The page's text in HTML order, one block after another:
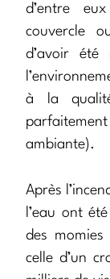
d’entre
couvercle
d’avoir été
à la
ambiante).
Après
l’eau ont
des
celle d’un